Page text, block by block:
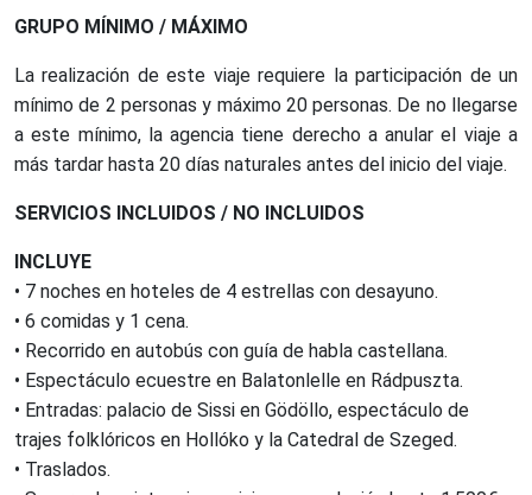
GRUPO MÍNIMO / MÁXIMO
La realización de este viaje requiere la participación de un
mínimo de 2 personas y máximo 20 personas. De no llegarse
a este mínimo, la agencia tiene derecho a anular el viaje a
más tardar hasta 20 días naturales antes del inicio del viaje.
SERVICIOS INCLUIDOS / NO INCLUIDOS
INCLUYE
• 7 noches en hoteles de 4 estrellas con desayuno.
• 6 comidas y 1 cena.
• Recorrido en autobús con guía de habla castellana.
• Espectáculo ecuestre en Balatonlelle en Rádpuszta.
• Entradas: palacio de Sissi en Gödöllo, espectáculo de
trajes folklóricos en Hollóko y la Catedral de Szeged.
• Traslados.